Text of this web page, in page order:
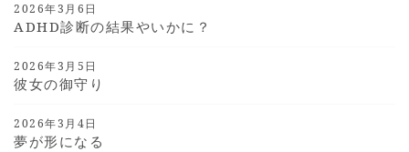
2026年3月6日
ADHD診断の結果やいかに？
2026年3月5日
彼女の御守り
2026年3月4日
夢が形になる